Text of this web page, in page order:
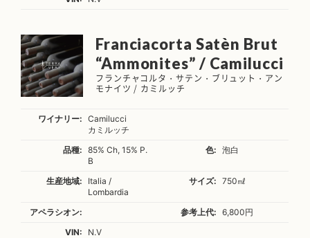
Franciacorta Satèn Brut
“Ammonites” / Camilucci
フランチャコルタ・サテン・ブリュット・アン
モナイツ / カミルッチ
ワイナリー:
Camilucci
カミルッチ
品種:
85% Ch, 15% P.
B
色: 泡白
生産地域:
Italia /
Lombardia
サイズ: 750㎖
アペラシオン: 参考上代:
6,800円
VIN:
N.V